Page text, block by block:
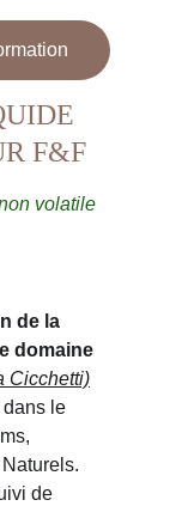
F&F
volatile
de la
domaine
Cicchetti)
le
de